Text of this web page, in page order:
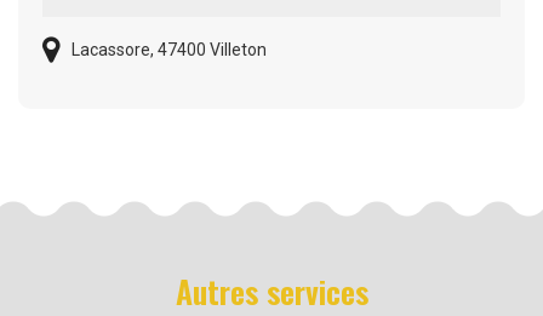
Lacassore, 47400 Villeton
Autres services